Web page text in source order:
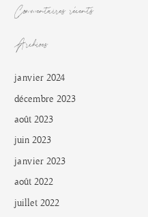
Commentaires récents
Archives
janvier 2024
décembre 2023
août 2023
juin 2023
janvier 2023
août 2022
juillet 2022